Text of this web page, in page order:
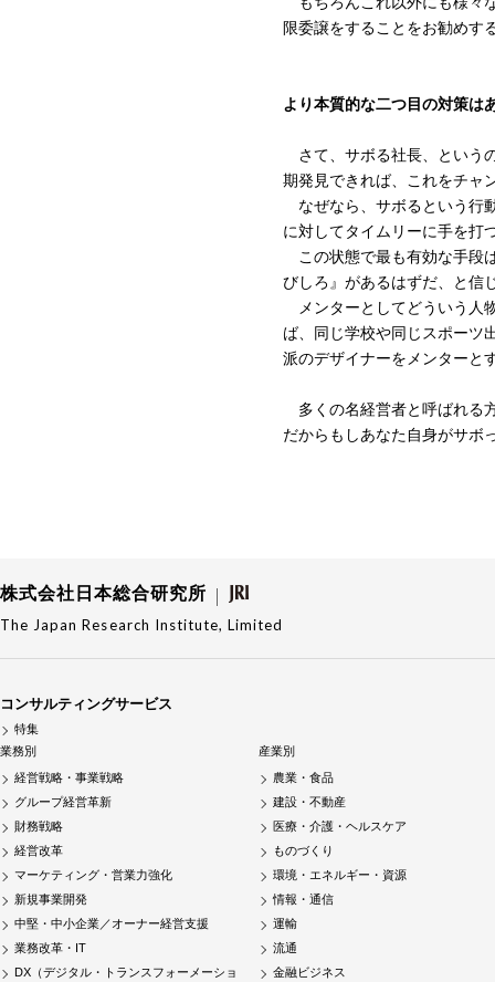
限委譲をすることをお勧めす
より本質的な二つ目の対策は
さて、サボる社長、という
期発見できれば、これをチャ
なぜなら、サボるという行
に対してタイムリーに手を打
この状態で最も有効な手段
びしろ』があるはずだ、と信
メンターとしてどういう人
ば、同じ学校や同じスポーツ
派のデザイナーをメンターと
多くの名経営者と呼ばれる
だからもしあなた自身がサボ
株式会社日本総合研究所
The Japan Research Institute, Limited
コンサルティングサービス
特集
業務別
経営戦略・事業戦略
グループ経営革新
財務戦略
経営改革
マーケティング・営業力強化
新規事業開発
中堅・中小企業／オーナー経営支援
業務改革・IT
DX（デジタル・トランスフォーメーショ
産業別
農業・食品
建設・不動産
医療・介護・ヘルスケア
ものづくり
環境・エネルギー・資源
情報・通信
運輸
流通
金融ビジネス